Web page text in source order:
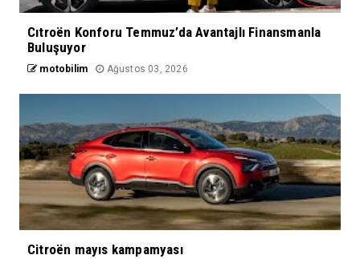
Cıtroën Konforu Temmuz’da Avantajlı Finansmanla
Buluşuyor
motobilim Ağustos 03, 2026
Citroën mayıs kampamyası